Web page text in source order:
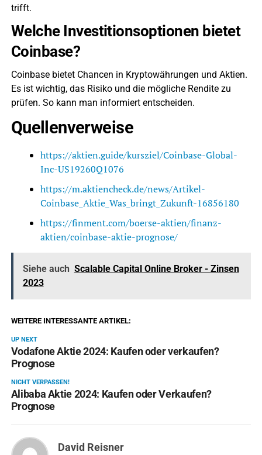
trifft.
Welche Investitionsoptionen bietet
Coinbase?
Coinbase bietet Chancen in Kryptowährungen und Aktien.
Es ist wichtig, das Risiko und die mögliche Rendite zu
prüfen. So kann man informiert entscheiden.
Quellenverweise
https://aktien.guide/kursziel/Coinbase-Global-
Inc-US19260Q1076
https://m.aktiencheck.de/news/Artikel-
Coinbase_Aktie_Was_bringt_Zukunft-16856180
https://finment.com/boerse-aktien/finanz-
aktien/coinbase-aktie-prognose/
Siehe auch Scalable Capital Online Broker - Zinsen
2023
WEITERE INTERESSANTE ARTIKEL:
UP NEXT
Vodafone Aktie 2024: Kaufen oder verkaufen?
Prognose
NICHT VERPASSEN!
Alibaba Aktie 2024: Kaufen oder Verkaufen?
Prognose
David Reisner